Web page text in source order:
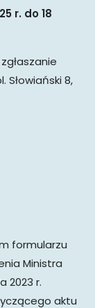
r. do 18
Słowiański 8,
formularzu
Ministra
2023 r.
aktu